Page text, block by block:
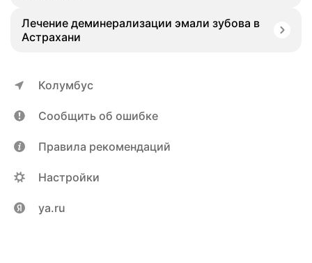
Лечение деминерализации эмали зубова в
Астрахани
Колумбус
Сообщить об ошибке
Правила рекомендаций
Настройки
ya.ru